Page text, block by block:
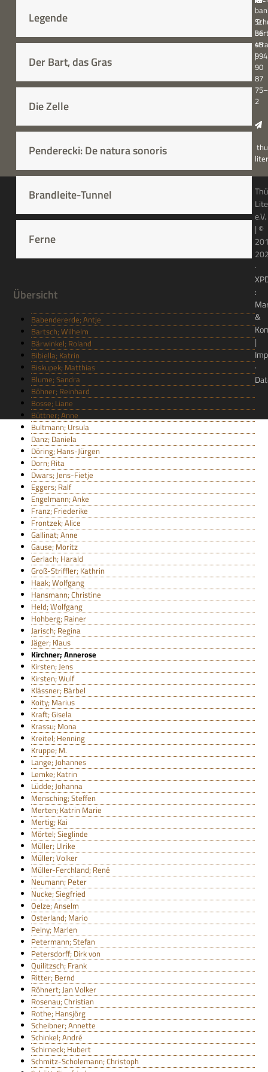
Legende
Der Bart, das Gras
Die Zelle
Penderecki: De natura sonoris
Brandleite-Tunnel
Ferne
Übersicht
Babendererde; Antje
Bartsch; Wilhelm
Bärwinkel; Roland
Bibiella; Katrin
Biskupek; Matthias
Blume; Sandra
Böhner; Reinhard
Bosse; Liane
Büttner; Anne
Bultmann; Ursula
Danz; Daniela
Döring; Hans-Jürgen
Dorn; Rita
Dwars; Jens-Fietje
Eggers; Ralf
Engelmann; Anke
Franz; Friederike
Frontzek; Alice
Gallinat; Anne
Gause; Moritz
Gerlach; Harald
Groß-Striffler; Kathrin
Haak; Wolfgang
Hansmann; Christine
Held; Wolfgang
Hohberg; Rainer
Jarisch; Regina
Jäger; Klaus
Kirchner; Annerose
Kirsten; Jens
Kirsten; Wulf
Klässner; Bärbel
Koity; Marius
Kraft; Gisela
Krassu; Mona
Kreitel; Henning
Kruppe; M.
Lange; Johannes
Lemke; Katrin
Lüdde; Johanna
Mensching; Steffen
Merten; Katrin Marie
Mertig; Kai
Mörtel; Sieglinde
Müller; Ulrike
Müller; Volker
Müller-Ferchland; René
Neumann; Peter
Nucke; Siegfried
Oelze; Anselm
Osterland; Mario
Pelny; Marlen
Petermann; Stefan
Petersdorff; Dirk von
Quilitzsch; Frank
Ritter; Bernd
Röhnert; Jan Volker
Rosenau; Christian
Rothe; Hansjörg
Scheibner; Annette
Schinkel; André
Schirneck; Hubert
Schmitz-Scholemann; Christoph
0
36
43
|
90
87
75–
2
e.V.
| ©
·
:
&
|
·